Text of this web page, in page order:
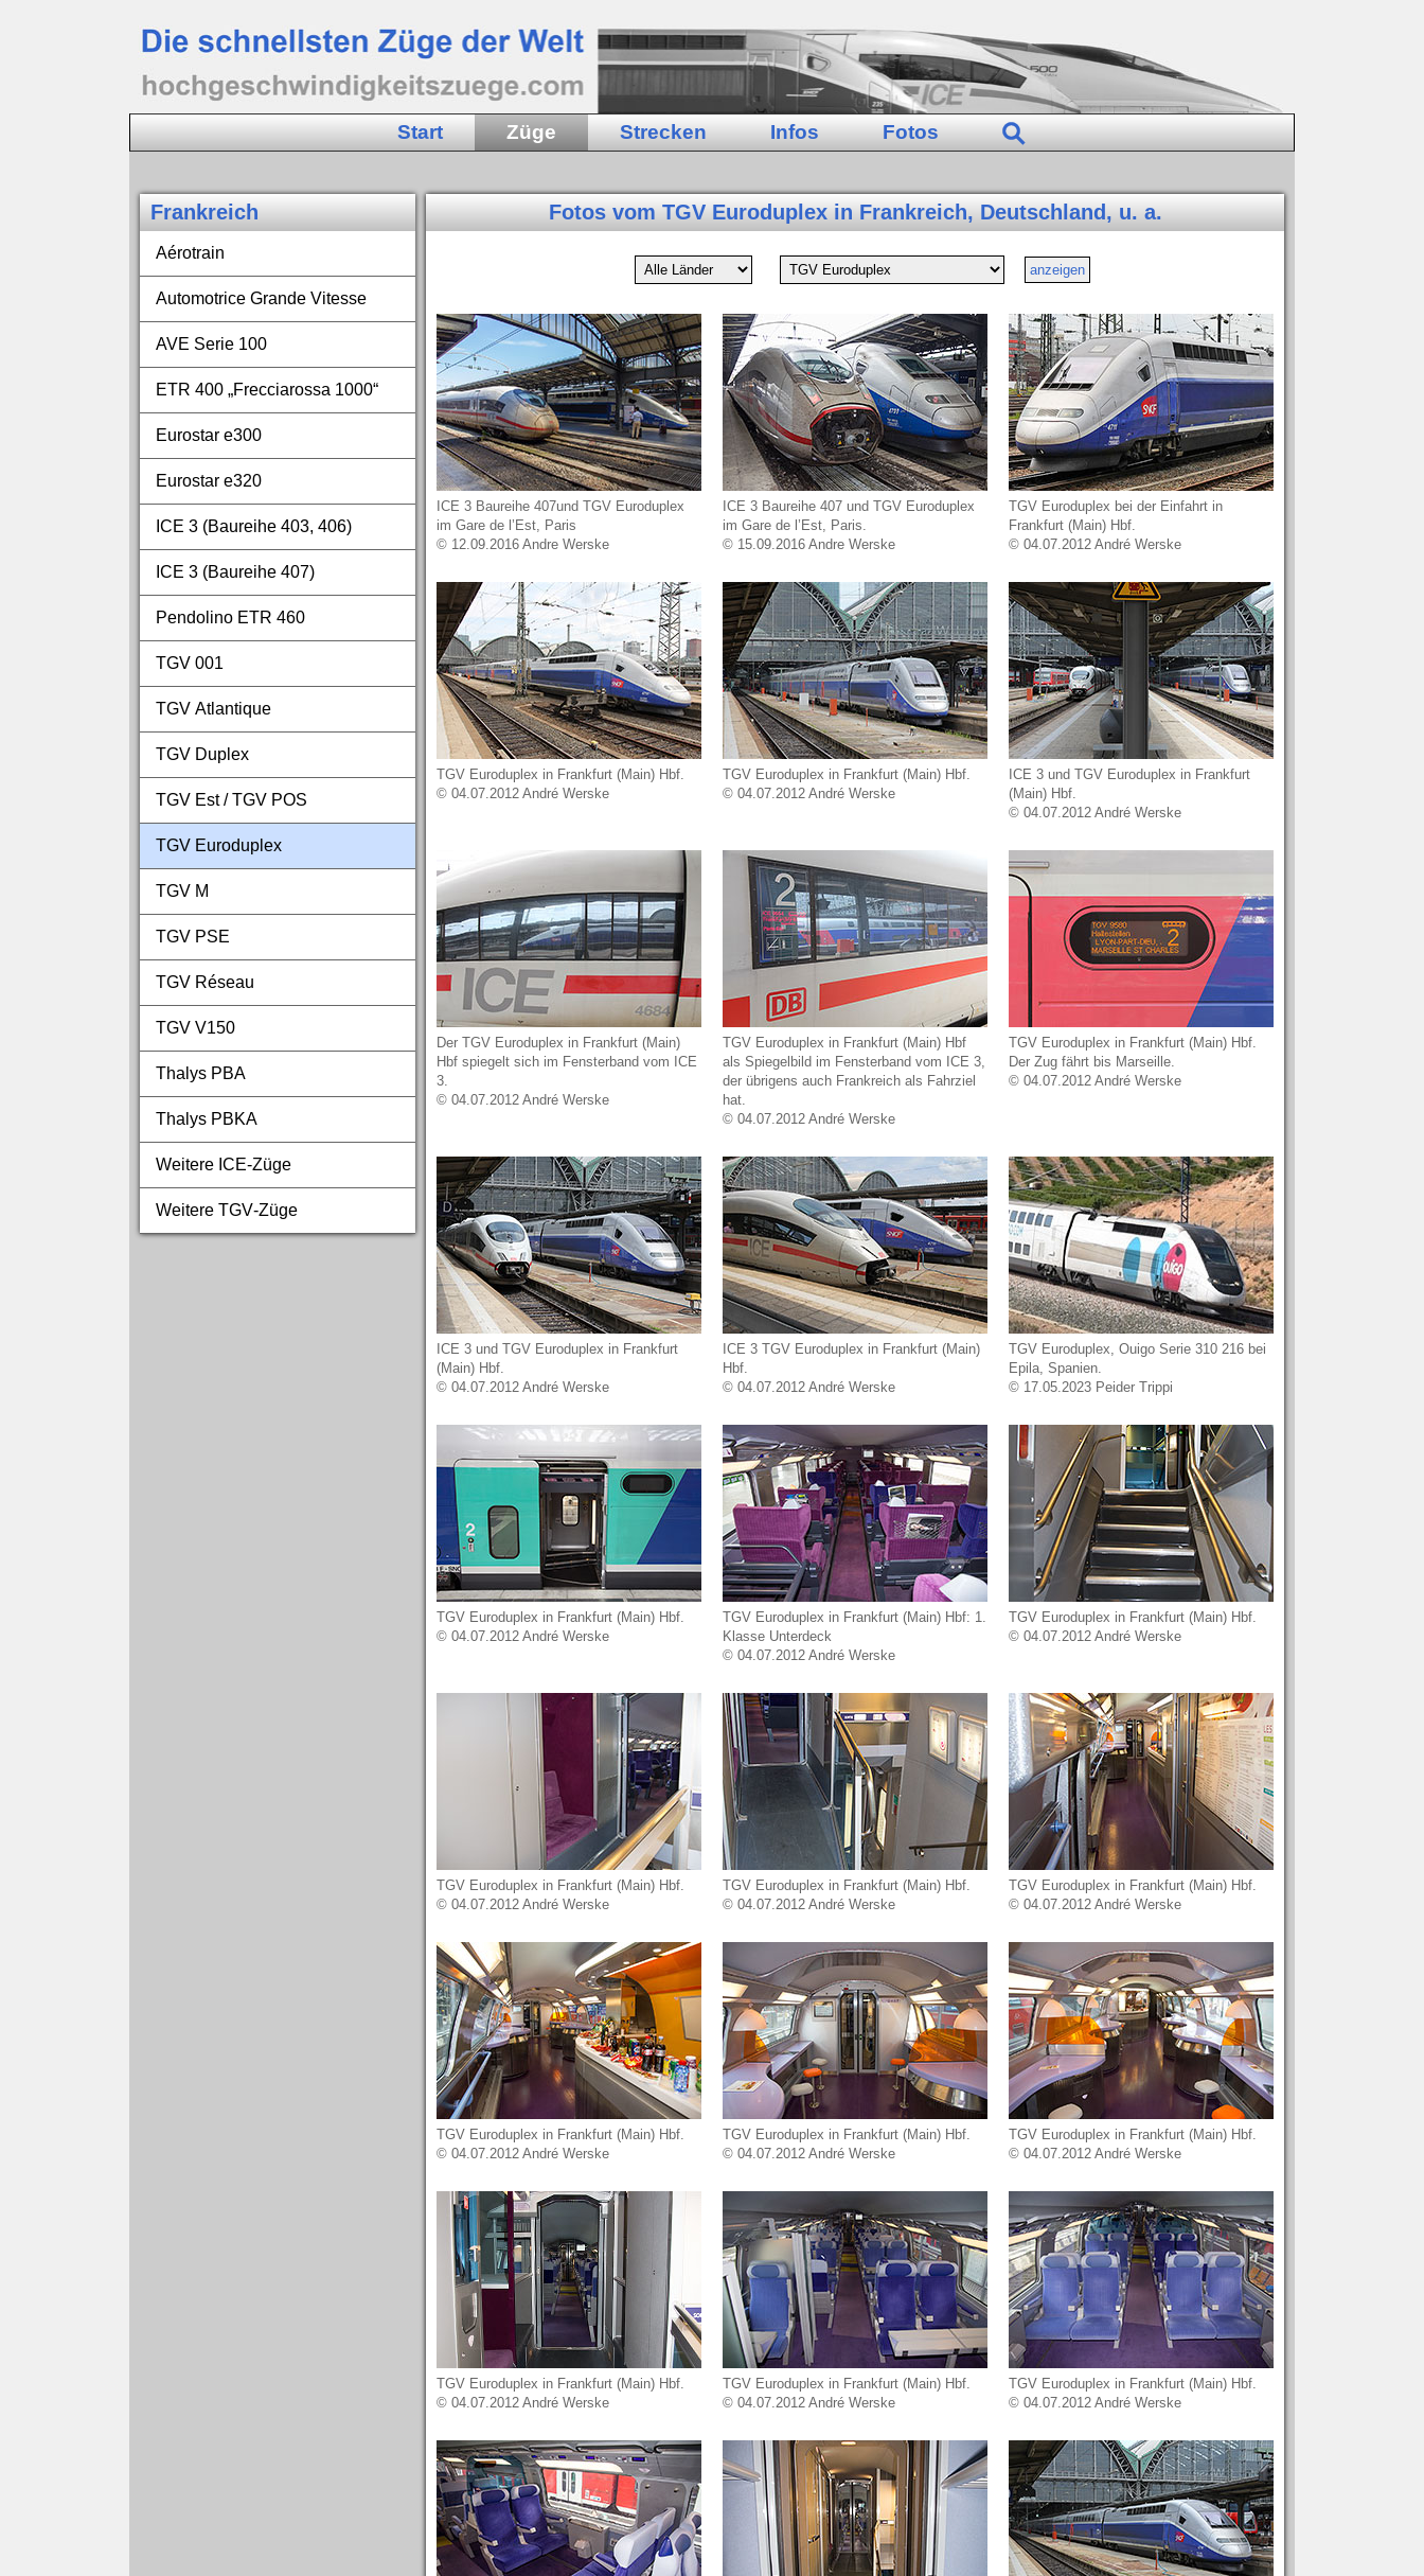
Start Züge Strecken Infos Fotos
Frankreich
Aérotrain
Automotrice Grande Vitesse
AVE Serie 100
ETR 400 „Frecciarossa 1000“
Eurostar e300
Eurostar e320
ICE 3 (Baureihe 403, 406)
ICE 3 (Baureihe 407)
Pendolino ETR 460
TGV 001
TGV Atlantique
TGV Duplex
TGV Est / TGV POS
TGV Euroduplex
TGV M
TGV PSE
TGV Réseau
TGV V150
Thalys PBA
Thalys PBKA
Weitere ICE‑Züge
Weitere TGV‑Züge
Fotos vom TGV Euroduplex in Frankreich, Deutschland, u. a.
ICE 3 Baureihe 407und TGV Euroduplex
im Gare de l’Est, Paris
© 12.09.2016 Andre Werske
ICE 3 Baureihe 407 und TGV Euroduplex
im Gare de l’Est, Paris.
© 15.09.2016 Andre Werske
TGV Euroduplex bei der Einfahrt in
Frankfurt (Main) Hbf.
© 04.07.2012 André Werske
TGV Euroduplex in Frankfurt (Main) Hbf.
© 04.07.2012 André Werske
TGV Euroduplex in Frankfurt (Main) Hbf.
© 04.07.2012 André Werske
ICE 3 und TGV Euroduplex in Frankfurt
(Main) Hbf.
© 04.07.2012 André Werske
Der TGV Euroduplex in Frankfurt (Main)
Hbf spiegelt sich im Fensterband vom ICE
3.
© 04.07.2012 André Werske
TGV Euroduplex in Frankfurt (Main) Hbf
als Spiegelbild im Fensterband vom ICE 3,
der übrigens auch Frankreich als Fahrziel
hat.
© 04.07.2012 André Werske
TGV Euroduplex in Frankfurt (Main) Hbf.
Der Zug fährt bis Marseille.
© 04.07.2012 André Werske
ICE 3 und TGV Euroduplex in Frankfurt
(Main) Hbf.
© 04.07.2012 André Werske
ICE 3 TGV Euroduplex in Frankfurt (Main)
Hbf.
© 04.07.2012 André Werske
TGV Euroduplex, Ouigo Serie 310 216 bei
Epila, Spanien.
© 17.05.2023 Peider Trippi
TGV Euroduplex in Frankfurt (Main) Hbf.
© 04.07.2012 André Werske
TGV Euroduplex in Frankfurt (Main) Hbf: 1.
Klasse Unterdeck
© 04.07.2012 André Werske
TGV Euroduplex in Frankfurt (Main) Hbf.
© 04.07.2012 André Werske
TGV Euroduplex in Frankfurt (Main) Hbf.
© 04.07.2012 André Werske
TGV Euroduplex in Frankfurt (Main) Hbf.
© 04.07.2012 André Werske
TGV Euroduplex in Frankfurt (Main) Hbf.
© 04.07.2012 André Werske
TGV Euroduplex in Frankfurt (Main) Hbf.
© 04.07.2012 André Werske
TGV Euroduplex in Frankfurt (Main) Hbf.
© 04.07.2012 André Werske
TGV Euroduplex in Frankfurt (Main) Hbf.
© 04.07.2012 André Werske
TGV Euroduplex in Frankfurt (Main) Hbf.
© 04.07.2012 André Werske
TGV Euroduplex in Frankfurt (Main) Hbf.
© 04.07.2012 André Werske
TGV Euroduplex in Frankfurt (Main) Hbf.
© 04.07.2012 André Werske